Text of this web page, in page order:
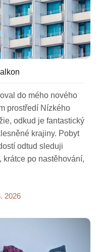
do mého nového
prostředí Nízkého
odkud je fantastický
krajiny. Pobyt
odtud sleduji
krátce po nastěhování,
2026